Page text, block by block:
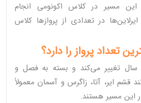
این مسیر در کلاس اکونومی انجام
در تعدادی از پروازها کلاس
تعداد پرواز را دارد؟
سال تغییر می‌کند و بسته به فصل و
قشم ایر، آتا، زاگرس و آسمان معمولاً
این مسیر هستند.